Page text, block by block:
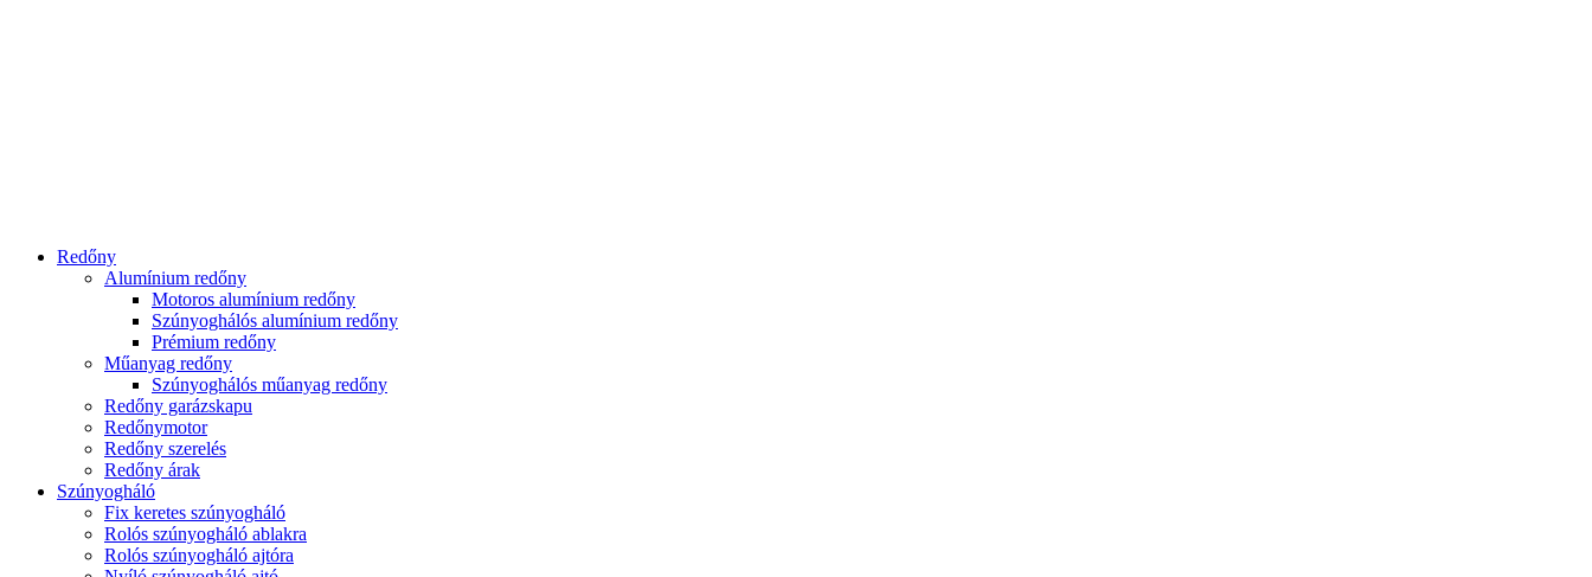
Redőny
Alumínium redőny
Motoros alumínium redőny
Szúnyoghálós alumínium redőny
Prémium redőny
Műanyag redőny
Szúnyoghálós műanyag redőny
Redőny garázskapu
Redőnymotor
Redőny szerelés
Redőny árak
Szúnyogháló
Fix keretes szúnyogháló
Rolós szúnyogháló ablakra
Rolós szúnyogháló ajtóra